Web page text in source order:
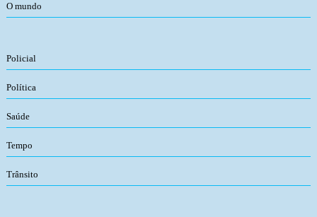
O mundo
Policial
Política
Saúde
Tempo
Trânsito